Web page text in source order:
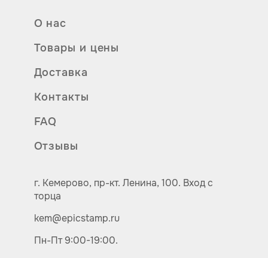
О нас
Товары и цены
Доставка
Контакты
FAQ
Отзывы
г. Кемерово, пр-кт. Ленина, 100. Вход с
торца
kem@epicstamp.ru
Пн-Пт 9:00-19:00.